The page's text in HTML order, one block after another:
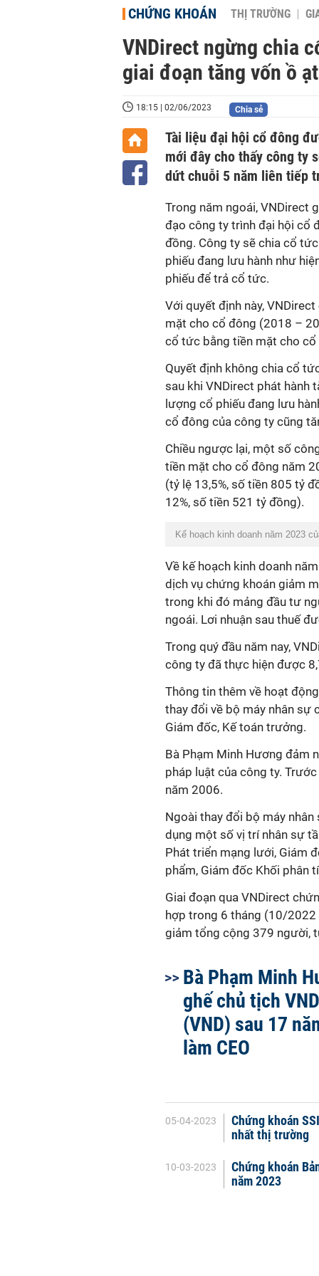
CHỨNG KHOÁN THỊ TRƯỜNG
VNDirect ngừng chia
giai đoạn tăng vốn ồ ạt
18:15 | 02/06/2023 Chia sẻ
Tài liệu đại hội cổ đông
mới đây cho thấy công ty
dứt chuỗi 5 năm liên tiếp
Trong năm ngoái, VNDirect
đạo công ty trình đại hội cổ
đồng. Công ty sẽ chia cổ
phiếu đang lưu hành như
phiếu để trả cổ tức.
Với quyết định này,
mặt cho cổ đông (2018 –
cổ tức bằng tiền mặt cho cổ
Quyết định không chia cổ
sau khi VNDirect phát hành
lượng cổ phiếu đang lưu
cổ đông của công ty cũng
Chiều ngược lại, một số
tiền mặt cho cổ đông năm
(tỷ lệ 13,5%, số tiền 805 tỷ
12%, số tiền 521 tỷ đồng).
Kế hoạch kinh doanh năm 2023
Về kế hoạch kinh doanh
dịch vụ chứng khoán giảm
trong khi đó mảng đầu tư
ngoái. Lơi nhuận sau thuế
Trong quý đầu năm nay,
công ty đã thực hiện được
Thông tin thêm về hoạt
thay đổi về bộ máy nhân sự
Giám đốc, Kế toán trưởng.
Bà Phạm Minh Hương đảm
pháp luật của công ty. Trước
năm 2006.
Ngoài thay đổi bộ máy
dụng một số vị trí nhân sự
Phát triển mạng lưới, Giám
phẩm, Giám đốc Khối phân
Giai đoạn qua VNDirect
hợp trong 6 tháng (10/
giảm tổng cộng 379 người,
Bà Phạm Minh
ghế chủ tịch
(VND) sau 17
làm CEO
05-04-2023
Chứng khoán
nhất thị trường
10-03-2023
Chứng khoán
năm 2023